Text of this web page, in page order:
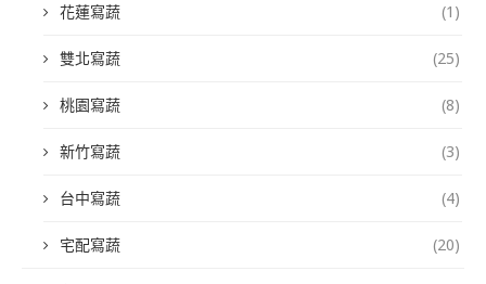
花蓮寫蔬 (1)
雙北寫蔬 (25)
桃園寫蔬 (8)
新竹寫蔬 (3)
台中寫蔬 (4)
宅配寫蔬 (20)